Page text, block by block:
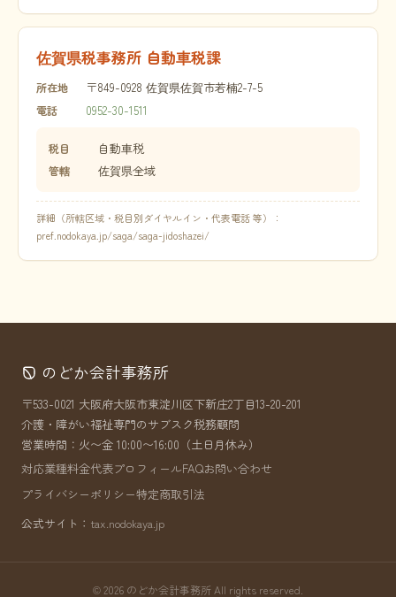
佐賀県税事務所 自動車税課
所在地 〒849-0928 佐賀県佐賀市若楠2-7-5
電話 0952-30-1511
税目 自動車税
管轄 佐賀県全域
詳細（所轄区域・税目別ダイヤルイン・代表電話 等）：
pref.nodokaya.jp/saga/saga-jidoshazei/
のどか会計事務所
〒533-0021 大阪府大阪市東淀川区下新庄2丁目13-20-201
介護・障がい福祉専門のサブスク税務顧問
営業時間：火〜金 10:00〜16:00（土日月休み）
対応業種料金代表プロフィールFAQお問い合わせ
プライバシーポリシー特定商取引法
公式サイト： tax.nodokaya.jp
© 2026 のどか会計事務所 All rights reserved.